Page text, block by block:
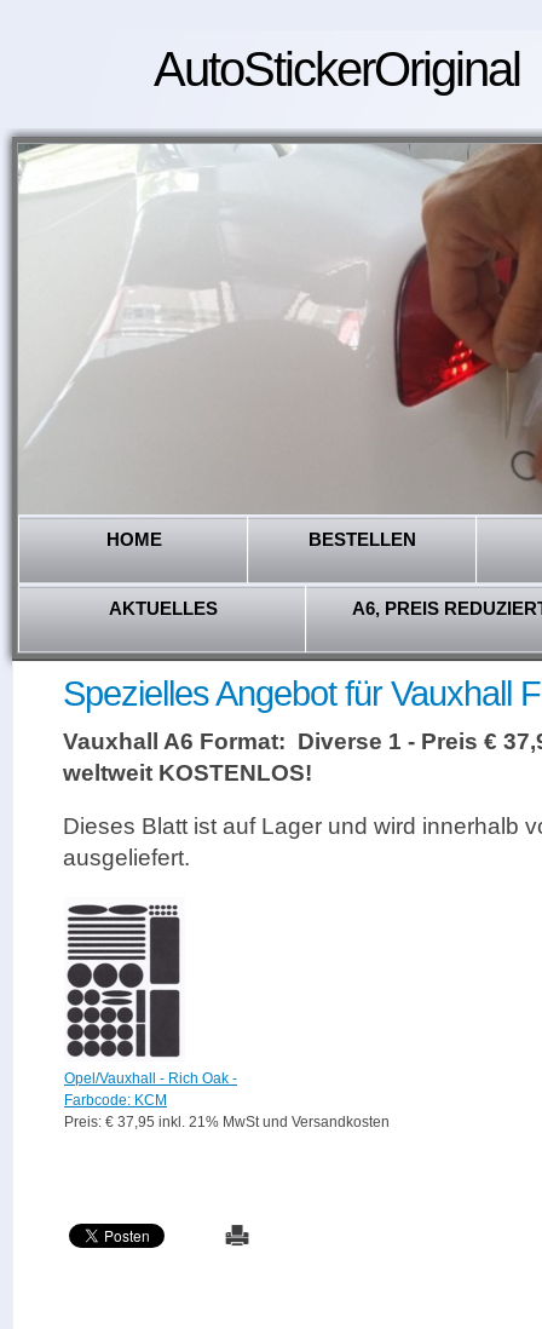
AutoStickerOriginal
HOME BESTELLEN
AKTUELLES A6, PREIS
Spezielles Angebot für Vauxhall
Vauxhall A6 Format: Diverse 1 - Preis €
weltweit KOSTENLOS!
Dieses Blatt ist auf Lager und wird innerhalb
ausgeliefert.
Opel/Vauxhall - Rich Oak -
Farbcode: KCM
Preis: € 37,95 inkl. 21% MwSt und Versandkosten